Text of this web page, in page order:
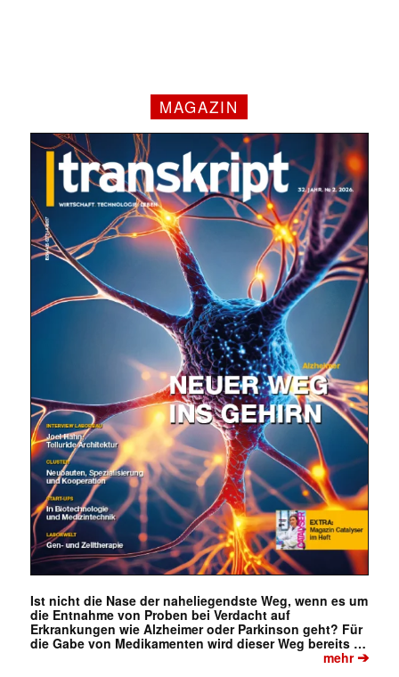
MAGAZIN
Ist nicht die Nase der naheliegendste Weg, wenn es um
die Entnahme von Proben bei Verdacht auf
Erkrankungen wie Alzheimer oder Parkinson geht? Für
die Gabe von Medikamenten wird dieser Weg bereits …
mehr➔